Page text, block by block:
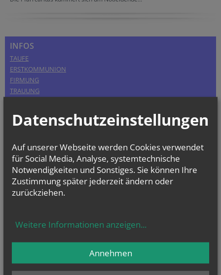
INFOS
TAUFE
ERSTKOMMUNION
FIRMUNG
TRAUUNG
GEMEINDE IM ARSENAL
Datenschutzeinstellungen
Auf unserer Webseite werden Cookies verwendet
für Social Media, Analyse, systemtechnische
Notwendigkeiten und Sonstiges. Sie können Ihre
Zustimmung später jederzeit ändern oder
zurückziehen.
Weitere Informationen anzeigen...
Annehmen